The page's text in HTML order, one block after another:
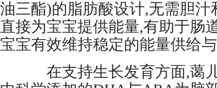
油三酯)的脂肪酸设计,无需胆
直接为宝宝提供能量,有助于肠
宝宝有效维持稳定的能量供给
在支持生长发育方面,蔼